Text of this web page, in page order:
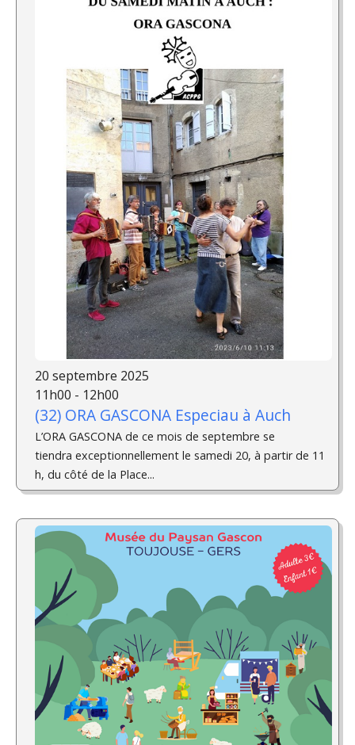
20 septembre 2025
11h00 - 12h00
(32) ORA GASCONA Especiau à Auch
L’ORA GASCONA de ce mois de septembre se
tiendra exceptionnellement le samedi 20, à partir de 11
h, du côté de la Place...